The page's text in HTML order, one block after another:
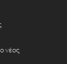
νέος